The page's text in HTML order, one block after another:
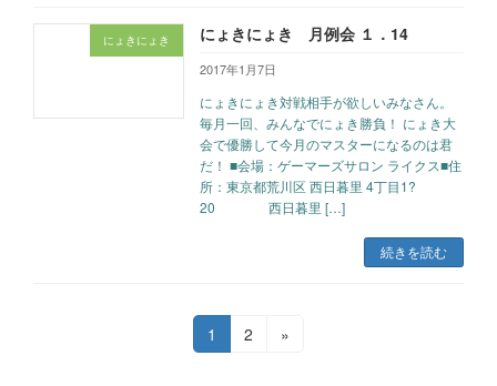
にょきにょき にょきにょき 月例会 １．14
2017年1月7日
にょきにょき対戦相手が欲しいみなさん。
毎月一回、みんなでにょき勝負！ にょき大
会で優勝して今月のマスターになるのは君
だ！ ■会場：ゲーマーズサロン ライクス■住
所：東京都荒川区 西日暮里 4丁目1?
20 西日暮里 […]
続きを読む
固
定
1
固
2 »